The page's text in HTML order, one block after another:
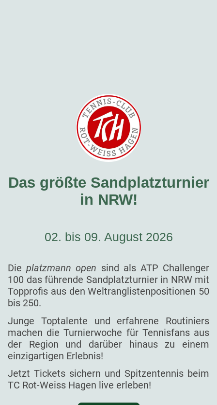
Das größte Sandplatzturnier
in NRW!
02. bis 09. August 2026
Dieplatzmann open sind als ATP Challenger
100 das führende Sandplatzturnier in NRW mit
Topprofis aus den Weltranglistenpositionen 50
bis 250.
Junge Toptalente und erfahrene Routiniers
machen die Turnierwoche für Tennisfans aus
der Region und darüber hinaus zu einem
einzigartigen Erlebnis!
Jetzt Tickets sichern und Spitzentennis beim
TC Rot-Weiss Hagen live erleben!